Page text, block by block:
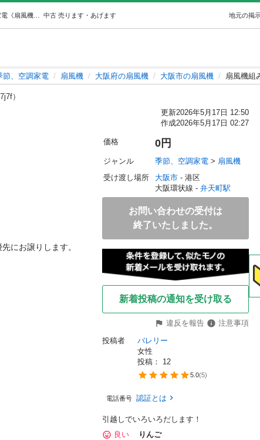
中古 売ります・あげます 地元の掲
節、空調家電 扇風機 大阪府の扇風機 大阪市の扇風機 扇風機
）
更新2026年5月17日 12:50
作成2026年5月17日 02:27
にお譲りします。
価格 0円
ジャンル 季節、空調家電 > 扇風機
受け渡し場所
大阪市 - 港区
大阪環状線 - 弁天町駅
お問い合わせの受付は
終了いたしました。
新着投稿の通知を受け取る
違反を報告
注意事項
投稿者
バレリー
女性
投稿： 12
5.0(5)
電話番号 認証とは
引越しでいろいろだします！
良い
りんご